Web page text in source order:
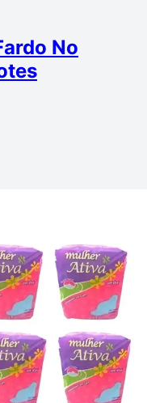
No